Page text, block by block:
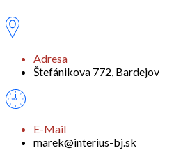
Adresa
Štefánikova 772, Bardejov
E-Mail
marek@interius-bj.sk